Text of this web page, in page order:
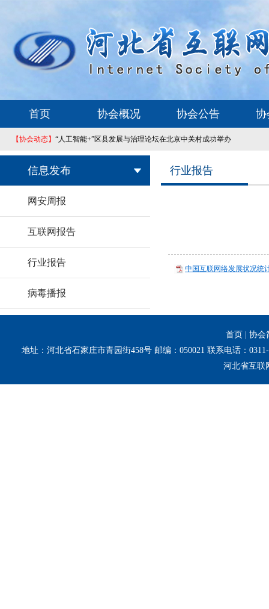
首页 协会概况 协会公告 协
【协会动态】 “人工智能+”区县发展与治理论坛在北京中关村成功举办
信息发布
网安周报
互联网报告
行业报告
病毒播报
行业报告
中国互联网络发展状况统
首页
协会
地址：河北省石家庄市青园街458号 邮编：050021 联系电话：
河北省互联